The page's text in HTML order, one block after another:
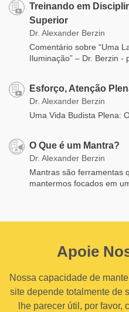
Treinando em
Superior
Dr. Alexander Berzin
Comentário sobre “Uma
Iluminação” – Dr. Berzin -
Esforço, Atenção
Dr. Alexander Berzin
Uma Vida Budista Plena:
O Que é um Mantra?
Dr. Alexander Berzin
Mantras são ferramentas
mantermos focados em
Apoie
Nossa capacidade de
site depende totalmente de
lhe parecer útil, por